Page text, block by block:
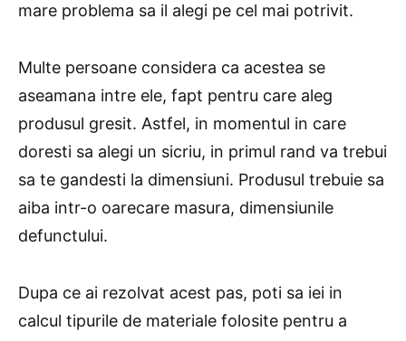
mare problema sa il alegi pe cel mai potrivit.
Multe persoane considera ca acestea se
aseamana intre ele, fapt pentru care aleg
produsul gresit. Astfel, in momentul in care
doresti sa alegi un sicriu, in primul rand va trebui
sa te gandesti la dimensiuni. Produsul trebuie sa
aiba intr-o oarecare masura, dimensiunile
defunctului.
Dupa ce ai rezolvat acest pas, poti sa iei in
calcul tipurile de materiale folosite pentru a